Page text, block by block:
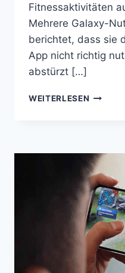
Fitnessaktivitäten
Mehrere Galaxy-
berichtet, dass sie
App nicht richtig
abstürzt […]
WEITERLESEN WAS
DIE
HEALTH-
APP
ODER